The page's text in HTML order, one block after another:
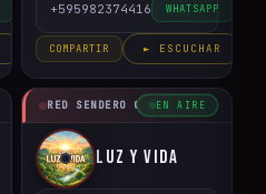
+595982374416 WHATSAPP
COMPARTIR ► ESCUCHAR
RED SENDERO CRISTIANO
EN AIRE
Luz y Vida